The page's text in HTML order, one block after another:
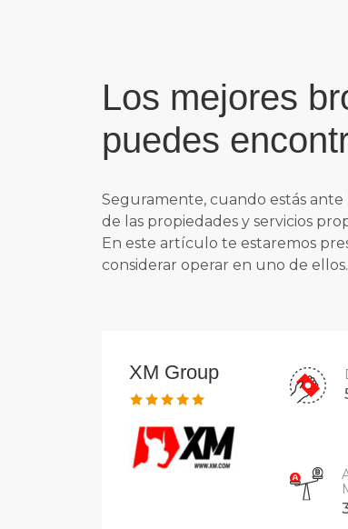
Los mejores
puedes
Seguramente, cuando estás
de las propiedades y servicios
En este artículo te estaremos
considerar operar en uno de ellos.
XM Group